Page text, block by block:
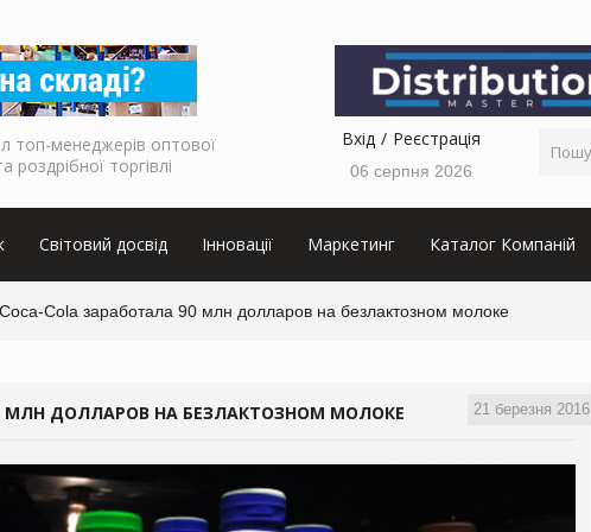
топ-менеджерів оптової
роздрібної торгівлі
Вхід Реєстрація
06 серпня 2026
Світовий досвід Інновації Маркетинг Каталог Компаній
Cola заработала 90 млн долларов на безлактозном молоке
21 березня 2016
МЛН ДОЛЛАРОВ НА БЕЗЛАКТОЗНОМ МОЛОКЕ